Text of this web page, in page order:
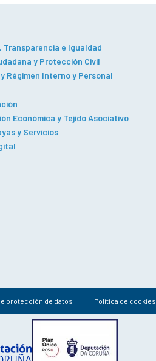
e Igualdad
y Protección Civil
Régimen Interno y Personal
Económica y Tejido Asociativo
y Servicios
protección de datos Política de cookies